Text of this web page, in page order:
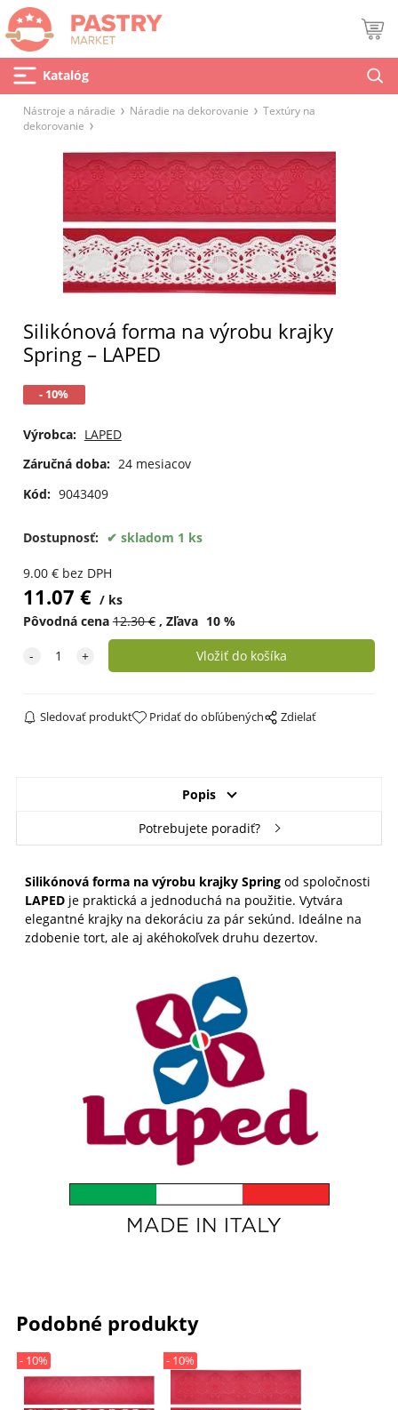
Katalóg
Nástroje a náradie Náradie na dekorovanie
Textúry na
dekorovanie
Silikónová forma na výrobu krajky
Spring – LAPED
- 10%
Výrobca: LAPED
Záručná doba: 24 mesiacov
Kód: 9043409
Dostupnosť: skladom 1 ks
9.00€ bez DPH
11.07 €
ks
Pôvodná cena 12.30€ Zľava 10%
Sledovať produkt Pridať do obľúbených Zdielať
Popis
Potrebujete poradiť?
Silikónová forma na výrobu krajky Spring od spoločnosti
LAPED je praktická a jednoduchá na použitie. Vytvára
elegantné krajky na dekoráciu za pár sekúnd. Ideálne na
zdobenie tort, ale aj akéhokoľvek druhu dezertov.
Podobné produkty
- 10% - 10%